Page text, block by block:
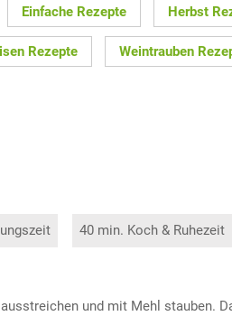
Einfache Rezepte Herbst
Rezepte Weintrauben
40 min. Koch & Ruhezeit
und mit Mehl stauben.